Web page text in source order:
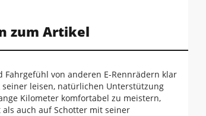
zum Artikel
Fahrgefühl von anderen E-Rennrädern klar
seiner leisen, natürlichen Unterstützung
Kilometer komfortabel zu meistern,
als auch auf Schotter mit seiner